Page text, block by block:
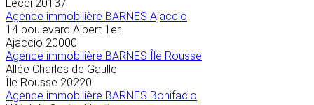
Lecci 20137
Agence immobilière BARNES Ajaccio
14 boulevard Albert 1er
Ajaccio 20000
Agence immobilière BARNES Île Rousse
Allée Charles de Gaulle
Île Rousse 20220
Agence immobilière BARNES Bonifacio